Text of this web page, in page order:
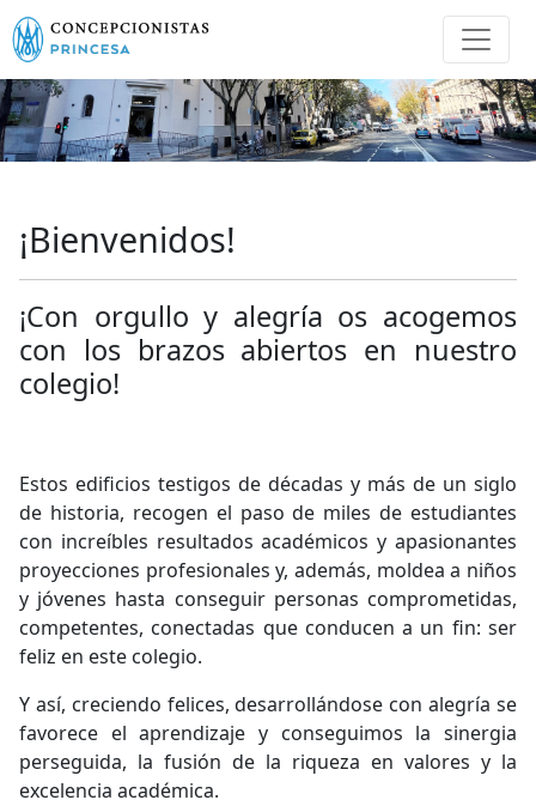
¡Bienvenidos!
¡Con orgullo y alegría os acogemos
con los brazos abiertos en nuestro
colegio!
Estos edificios testigos de décadas y más de un siglo
de historia, recogen el paso de miles de estudiantes
con increíbles resultados académicos y apasionantes
proyecciones profesionales y, además, moldea a niños
y jóvenes hasta conseguir personas comprometidas,
competentes, conectadas que conducen a un fin: ser
feliz en este colegio.
Y así, creciendo felices, desarrollándose con alegría se
favorece el aprendizaje y conseguimos la sinergia
perseguida, la fusión de la riqueza en valores y la
excelencia académica.